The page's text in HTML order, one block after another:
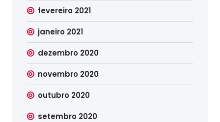
fevereiro 2021
janeiro 2021
dezembro 2020
novembro 2020
outubro 2020
setembro 2020